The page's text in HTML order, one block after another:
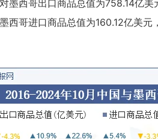
墨西哥出口商品总值为758.14亿
西哥进口商品总值为160.12亿美